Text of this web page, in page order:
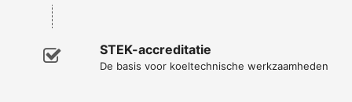
STEK-accreditatie
De basis voor koeltechnische werkzaamheden